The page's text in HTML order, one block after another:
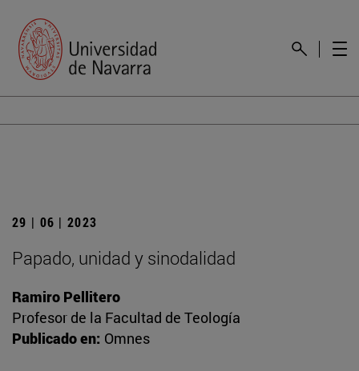
29 | 06 | 2023
Papado, unidad y sinodalidad
Ramiro Pellitero
Profesor de la Facultad de Teología
Publicado en: Omnes